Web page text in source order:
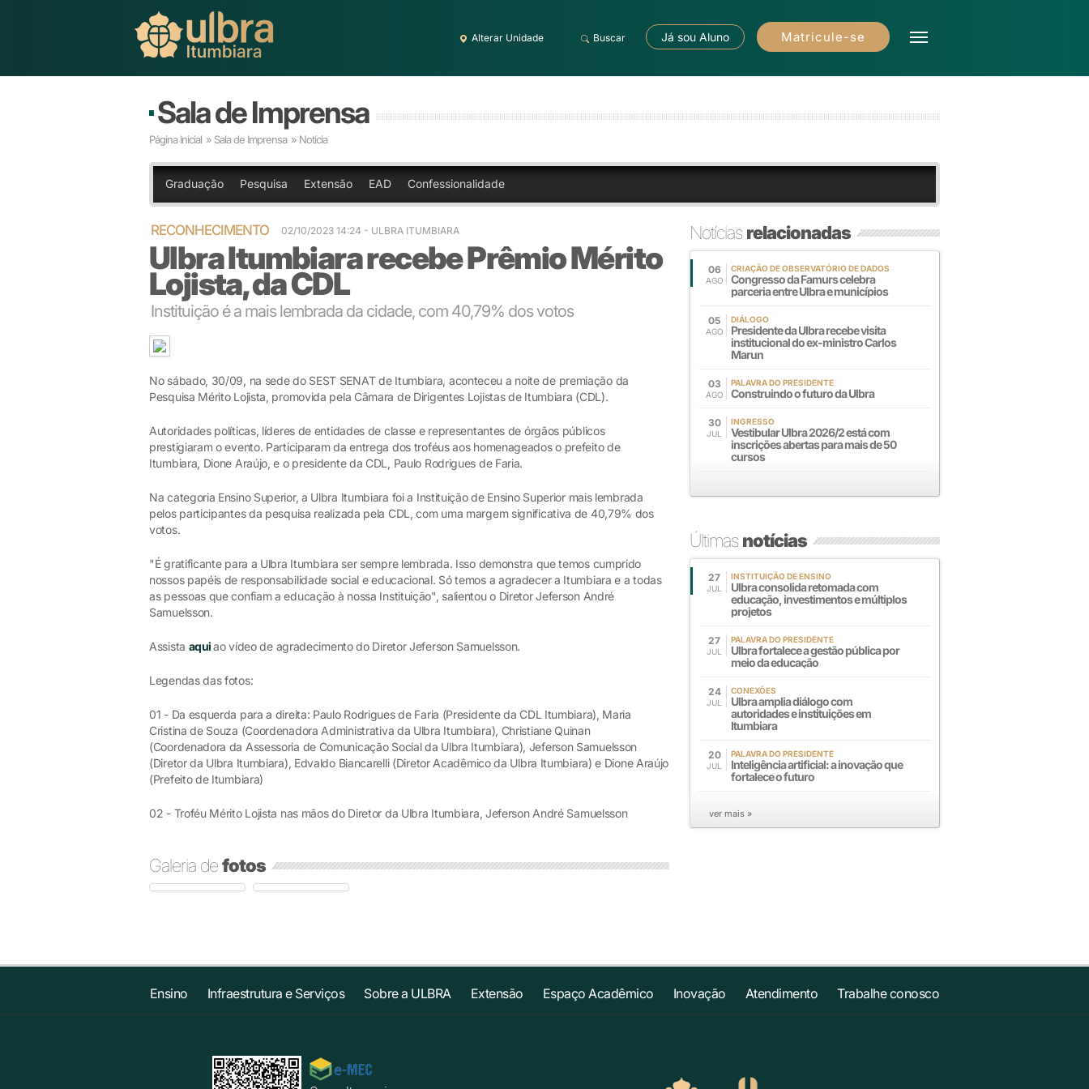
Alterar Unidade Buscar Já sou Aluno Matricule-se
Sala de Imprensa
Página Inicial » Sala de Imprensa » Notícia
Graduação Pesquisa Extensão EAD Confessionalidade
RECONHECIMENTO 02/10/2023 14:24 - ULBRA ITUMBIARA
Ulbra Itumbiara recebe Prêmio Mérito
Lojista, da CDL
Instituição é a mais lembrada da cidade, com 40,79% dos votos
No sábado, 30/09, na sede do SEST SENAT de Itumbiara, aconteceu a noite de premiação da
Pesquisa Mérito Lojista, promovida pela Câmara de Dirigentes Lojistas de Itumbiara (CDL).
Autoridades políticas, líderes de entidades de classe e representantes de órgãos públicos
prestigiaram o evento. Participaram da entrega dos troféus aos homenageados o prefeito de
Itumbiara, Dione Araújo, e o presidente da CDL, Paulo Rodrigues de Faria.
Na categoria Ensino Superior, a Ulbra Itumbiara foi a Instituição de Ensino Superior mais lembrada
pelos participantes da pesquisa realizada pela CDL, com uma margem significativa de 40,79% dos
votos.
"É gratificante para a Ulbra Itumbiara ser sempre lembrada. Isso demonstra que temos cumprido
nossos papéis de responsabilidade social e educacional. Só temos a agradecer a Itumbiara e a todas
as pessoas que confiam a educação à nossa Instituição", salientou o Diretor Jeferson André
Samuelsson.
Assista aquiao vídeo de agradecimento do Diretor Jeferson Samuelsson.
Legendas das fotos:
01 - Da esquerda para a direita: Paulo Rodrigues de Faria (Presidente da CDL Itumbiara), Maria
Cristina de Souza (Coordenadora Administrativa da Ulbra Itumbiara), Christiane Quinan
(Coordenadora da Assessoria de Comunicação Social da Ulbra Itumbiara), Jeferson Samuelsson
(Diretor da Ulbra Itumbiara), Edvaldo Biancarelli (Diretor Acadêmico da Ulbra Itumbiara) e Dione Araújo
(Prefeito de Itumbiara)
02 - Troféu Mérito Lojista nas mãos do Diretor da Ulbra Itumbiara, Jeferson André Samuelsson
Galeria defotos
Notíciasrelacionadas
06
AGO
CRIAÇÃO DE OBSERVATÓRIO DE DADOS
Congresso da Famurs celebra
parceria entre Ulbra e municípios
05
AGO
DIÁLOGO
Presidente da Ulbra recebe visita
institucional do ex-ministro Carlos
Marun
03
AGO
PALAVRA DO PRESIDENTE
Construindo o futuro da Ulbra
30
JUL
INGRESSO
Vestibular Ulbra 2026/2 está com
inscrições abertas para mais de 50
cursos
Últimasnotícias
27
JUL
INSTITUIÇÃO DE ENSINO
Ulbra consolida retomada com
educação, investimentos e múltiplos
projetos
27
JUL
PALAVRA DO PRESIDENTE
Ulbra fortalece a gestão pública por
meio da educação
24
JUL
CONEXÕES
Ulbra amplia diálogo com
autoridades e instituições em
Itumbiara
20
JUL
PALAVRA DO PRESIDENTE
Inteligência artificial: a inovação que
fortalece o futuro
ver mais »
Ensino Infraestrutura e Serviços Sobre a ULBRA Extensão Espaço Acadêmico Inovação Atendimento Trabalhe conosco